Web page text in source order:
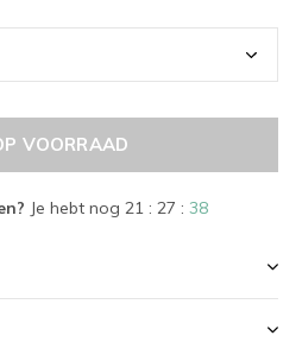
VOORRAAD
Je hebt nog 21 : 27 : 38